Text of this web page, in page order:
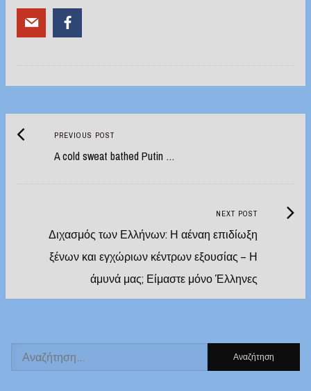
Post
navigation
PREVIOUS POSTPrevious
post:
A cold sweat bathed Putin …
NEXT POST
Διχασμός των Ελλήνων: Η αέναη επιδίωξη
ξένων και εγχώριων κέντρων εξουσίας – Η
άμυνά μας; Είμαστε μόνο Έλληνες
Next
Αναζήτηση
για: